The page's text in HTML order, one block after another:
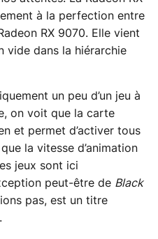
à la perfection entre
RX 9070. Elle vient
vide dans la hiérarchie
un peu d’un jeu à
on voit que la carte
et permet d’activer tous
la vitesse d’animation
jeux sont ici
peut-être de Black
pas, est un titre